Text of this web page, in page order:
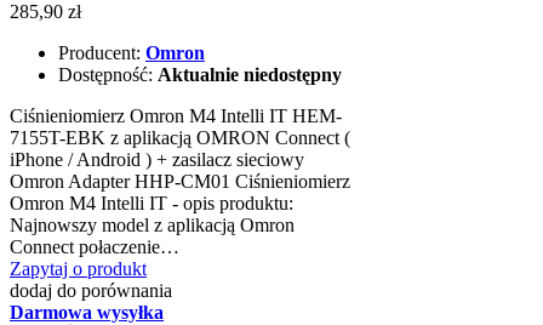
285,90 zł
Producent: Omron
Dostępność: Aktualnie niedostępny
Ciśnieniomierz Omron M4 Intelli IT HEM-
7155T-EBK z aplikacją OMRON Connect (
iPhone / Android ) + zasilacz sieciowy
Omron Adapter HHP-CM01 Ciśnieniomierz
Omron M4 Intelli IT - opis produktu:
Najnowszy model z aplikacją Omron
Connect połaczenie…
Zapytaj o produkt
dodaj do porównania
Darmowa wysyłka